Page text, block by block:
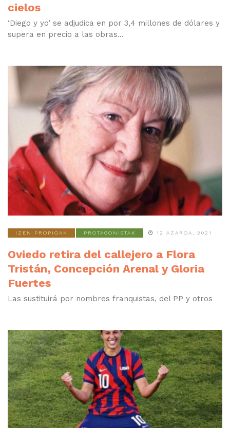
cielos
‘Diego y yo’ se adjudica en por 3,4 millones de dólares y
supera en precio a las obras...
IZEN PROPIOAK PROTAGONISTAK 12 AZAROA, 2021
Oviedo retira del callejero a Flora
Tristán, Concepción Arenal y Gloria
Fuertes
Las sustituirá por nombres franquistas, del PP y otros